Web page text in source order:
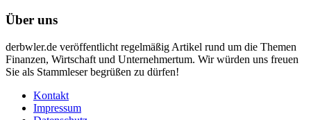
Über uns
derbwler.de veröffentlicht regelmäßig Artikel rund um die Themen
Finanzen, Wirtschaft und Unternehmertum. Wir würden uns freuen
Sie als Stammleser begrüßen zu dürfen!
Kontakt
Impressum